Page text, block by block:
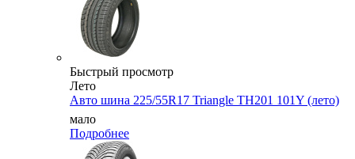
Быстрый просмотр
Лето
Авто шина 225/55R17 Triangle TH201 101Y (лето)
мало
Подробнее